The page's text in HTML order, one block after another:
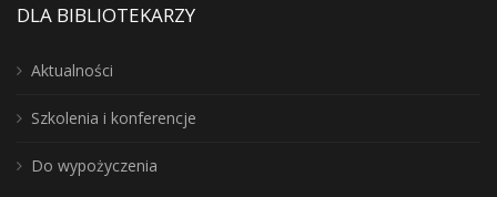
DLA BIBLIOTEKARZY
Aktualności
Szkolenia i konferencje
Do wypożyczenia